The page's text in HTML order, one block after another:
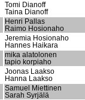
Tomi Dianoff
Taina Dianoff
Henri Pallas
Raimo Hosionaho
Jeremia Hosionaho
Hannes Haikara
mika alatolonen
tapio korpiaho
Joonas Laakso
Hanna Laakso
Samuel Miettinen
Sarah Syrjälä